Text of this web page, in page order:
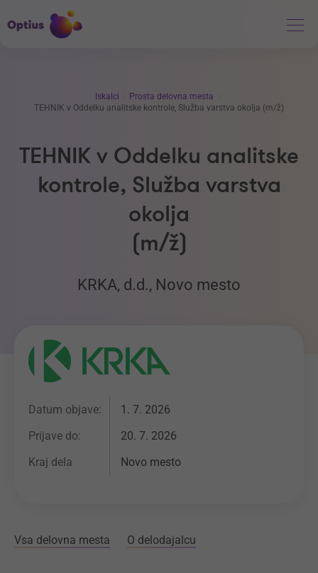
Iskalci
Prosta delovna mesta
TEHNIK v Oddelku analitske kontrole, Služba varstva okolja (m/ž)
TEHNIK v Oddelku analitske
kontrole, Služba varstva
okolja
(m/ž)
KRKA, d.d., Novo mesto
Datum objave:
1. 7. 2026
Prijave do:
20. 7. 2026
Kraj dela
Novo mesto
Vsa delovna mesta O delodajalcu